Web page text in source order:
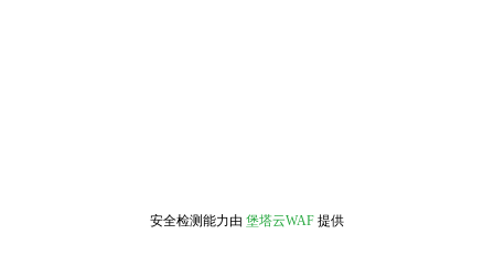
安全检测能力由 堡塔云WAF 提供